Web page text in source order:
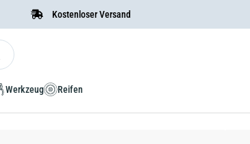
Kostenloser Versand
Werkzeug Reifen